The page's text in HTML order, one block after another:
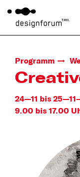
Programm
24—11 bis
9.00 bis 17.00